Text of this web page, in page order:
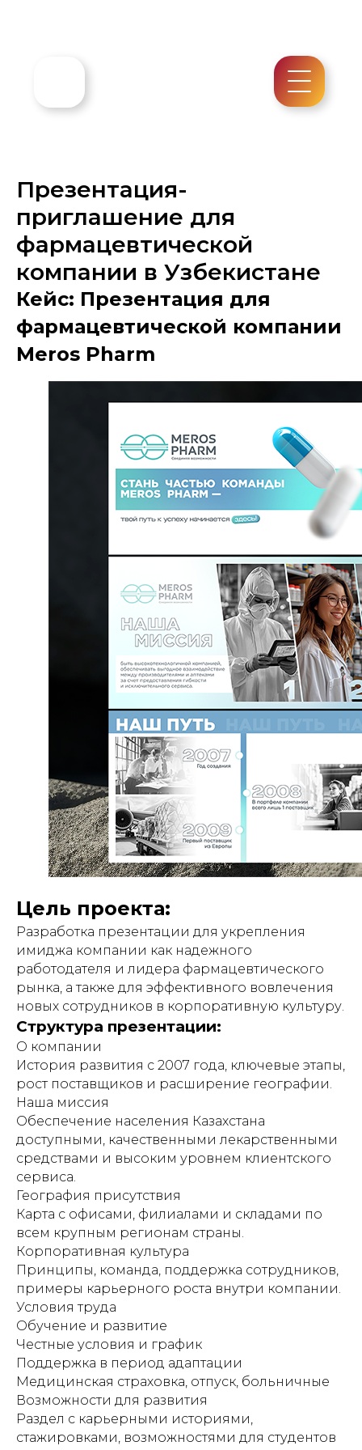
Презентация-
приглашение для
фармацевтической
компании в Узбекистане
Кейс: Презентация для
фармацевтической компании
Meros Pharm
Цель проекта:
Разработка презентации для укрепления
имиджа компании как надежного
работодателя и лидера фармацевтического
рынка, а также для эффективного вовлечения
новых сотрудников в корпоративную культуру.
Структура презентации:
О компании
История развития с 2007 года, ключевые этапы,
рост поставщиков и расширение географии.
Наша миссия
Обеспечение населения Казахстана
доступными, качественными лекарственными
средствами и высоким уровнем клиентского
сервиса.
География присутствия
Карта с офисами, филиалами и складами по
всем крупным регионам страны.
Корпоративная культура
Принципы, команда, поддержка сотрудников,
примеры карьерного роста внутри компании.
Условия труда
Обучение и развитие
Честные условия и график
Поддержка в период адаптации
Медицинская страховка, отпуск, больничные
Возможности для развития
Раздел с карьерными историями,
стажировками, возможностями для студентов